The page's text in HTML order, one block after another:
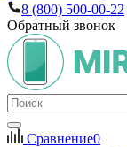
8 (800) 500-00-22
Обратный звонок
Сравнение0